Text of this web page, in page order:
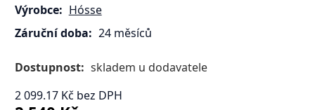
Výrobce: Hósse
Záruční doba: 24 měsíců
Dostupnost: skladem u dodavatele
2 099.17Kč bez DPH